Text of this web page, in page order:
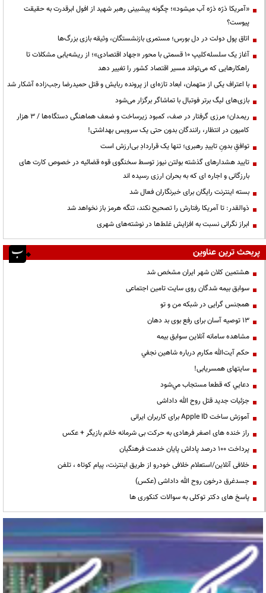
«آمریکا ذرّه ذرّه آب میشود»؛ چگونه پیشبینی رهبر شهید از افول ابرقدرت به حقیقت
پیوست؟
اتاق پول دولت در دل بورس؛ مستمری بازنشستگان، وثیقه بازی بزرگ‌ها
آغاز یک سلسله‌کلیپ ۱۰ قسمتی با محور «جهاد اقتصادی»؛ از ریشه‌یابی مشکلات تا
راهکارهایی که می‌تواند مسیر اقتصاد کشور را تغییر دهد
با اعتراف یکی از متهمان، ابعاد تازه‌ای از پرونده ربایش و قتل حمیدرضا رجب‌زاده آشکار شد
بازی‌های لیگ برتر فوتبال با تماشاگر برگزار می‌شود
ریمـدان؛ مرزی گرفتار در صف، کمبود زیرساخت و ضعف هماهنگی دستگاه‌ها / ۳ هزار
کامیون در انتظار، رانندگان بدون حتی یک سرویس بهداشتی!
توافقِ بدونِ تاییدِ رهبری؛ تنها یک قراردادِ بی‌ارزش است
تایید هشدارهای گذشته بولتن نیوز توسط سخنگوی قوه قضائیه در خصوص کارت های
بارزگانی و اجاره ای که به بحران ارزی رسیده اند
بسته اینترنت رایگان برای خبرنگاران فعال شد
ذوالقدر: تا آمریکا رفتارش را تصحیح نکند، تنگه هرمز باز نخواهد شد
ابراز نگرانی نسبت به افزایش غلط‌ها در نوشته‌های شهری
پربحث ترین عناوین
هشتمین کلان شهر ایران مشخص شد
سوابق بیمه شدگان روی سایت تامین اجتماعی
همجنس گرایی در شبکه من و تو
13 توصیه آسان برای رفع بوی بد دهان
مشاهده سامانه آنلاين سوابق بیمه
حكم آيت‌الله مكارم درباره شاهين نجفي
سایتهای همسریابی!
دعايي كه قطعا مستجاب مي‌شود
جزئیات جدید قتل روح الله داداشی
آموزش ساخت Apple ID برای کاربران ایرانی
راز خنده های اصغر فرهادی به حرکت بی شرمانه خانم بازیگر + عکس
پرداخت ۱۰۰ درصد پاداش پایان خدمت فرهنگیان
خلافی آنلاین/استعلام خلافی خودرو از طریق اینترنت، پیام کوتاه ، تلفن
جسدغرق درخون روح الله داداشی (عکس)
پاسخ های دکتر توکلی به سوالات کنکوری ها